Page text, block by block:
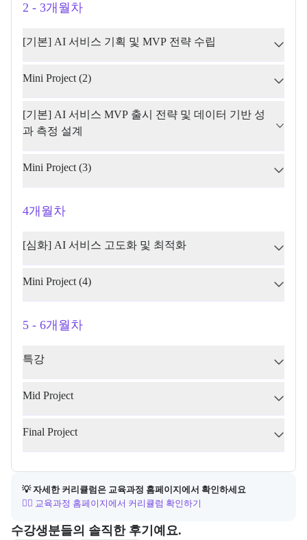
2 - 3개월차
[기본] AI 서비스 기획 및 MVP 전략 수립
Mini Project (2)
[기본] AI 서비스 MVP 출시 전략 및 데이터 기반 성
과 측정 설계
Mini Project (3)
4개월차
[심화] AI 서비스 고도화 및 최적화
Mini Project (4)
5 - 6개월차
특강
Mid Project
Final Project
💡 자세한 커리큘럼은 교육과정 홈페이지에서 확인하세요
👉🏻 교육과정 홈페이지에서 커리큘럼 확인하기
포폴&후기
수강생분들의 솔직한 후기예요.